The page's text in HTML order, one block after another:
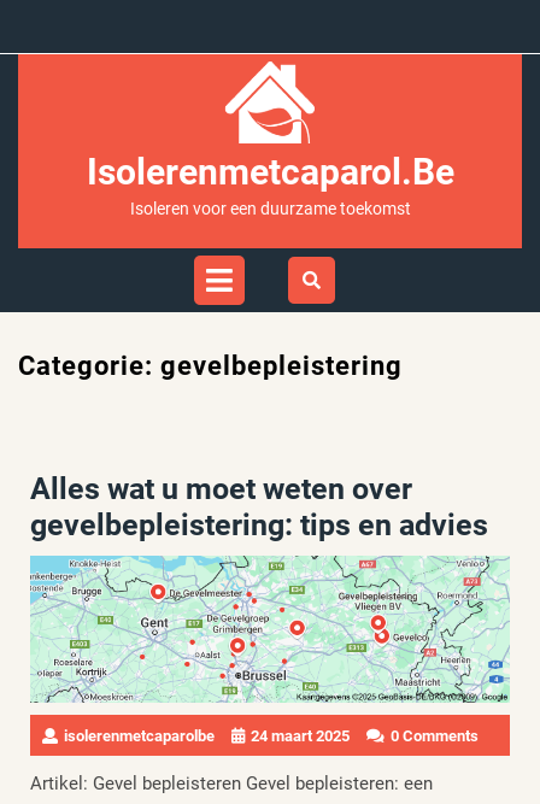
Isolerenmetcaparol.be
Isoleren voor een duurzame toekomst
Open
Categorie: gevelbepleistering
Alles wat u moet weten over
gevelbepleistering: tips en advies
isolerenmetcaparolbe 24 maart 2025 0 Comments
Artikel: Gevel bepleisteren Gevel bepleisteren: een